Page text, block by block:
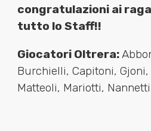
congratulazioni ai
tutto lo Staff!!
Giocatori Oltrera:
Burchielli, Capitoni,
Matteoli, Mariotti,